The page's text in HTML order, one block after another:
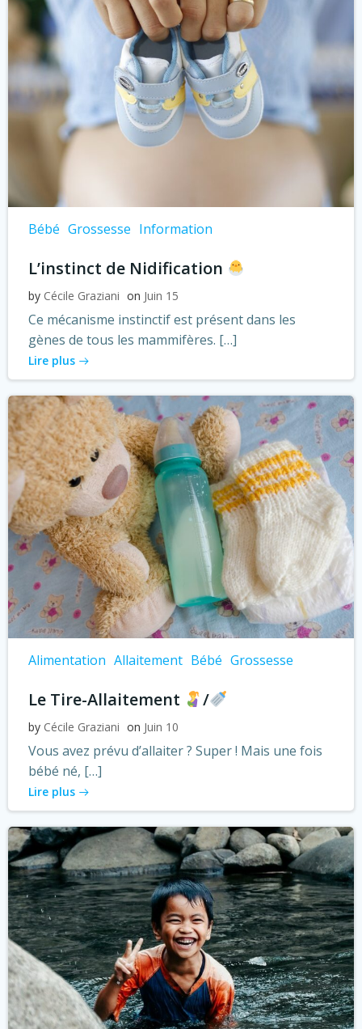
Bébé Grossesse Information
L’instinct de Nidification
by Cécile Graziani on Juin 15
Ce mécanisme instinctif est présent dans les
gènes de tous les mammifères. […]
Lire plus
Alimentation Allaitement Bébé Grossesse
Le Tire-Allaitement /
by Cécile Graziani on Juin 10
Vous avez prévu d’allaiter ? Super ! Mais une fois
bébé né, […]
Lire plus